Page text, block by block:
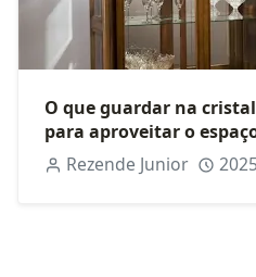
O que guardar na
para aproveitar o
Rezende Junior